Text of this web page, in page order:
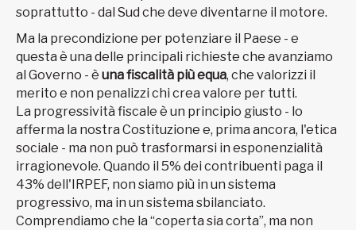
soprattutto - dal Sud che deve diventarne il motore.
Ma la precondizione per potenziare il Paese - e
questa è una delle principali richieste che avanziamo
al Governo - è una fiscalità più equa, che valorizzi il
merito e non penalizzi chi crea valore per tutti.
La progressività fiscale è un principio giusto - lo
afferma la nostra Costituzione e, prima ancora, l'etica
sociale - ma non può trasformarsi in esponenzialità
irragionevole. Quando il 5% dei contribuenti paga il
43% dell'IRPEF, non siamo più in un sistema
progressivo, ma in un sistema sbilanciato.
Comprendiamo che la “coperta sia corta”, ma non